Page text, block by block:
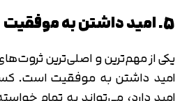
5. امید داشتن به موفقیت
یکی از مهم‌ترین و اصلی‌ترین
امید داشتن به موفقیت است.